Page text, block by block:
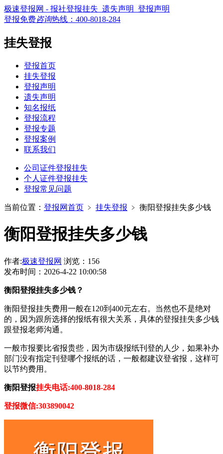
极速登报网 - 报社登报挂失_遗失声明_登报声明
登报免费咨询热线： 400-8018-284
挂失登报
登报首页
挂失登报
登报声明
遗失声明
知名报纸
登报流程
登报专题
登报案例
联系我们
公司证件登报挂失
个人证件登报挂失
登报常见问题
当前位置： 登报网首页 ﹥ 挂失登报 ﹥ 衡阳登报挂失多少钱
衡阳登报挂失多少钱
作者:极速登报网 浏览：156
发布时间：2026-4-22 10:00:58
衡阳登报挂失多少钱？
衡阳登报挂失费用一般在120到400元左右。当然也不是绝对
的，因为跟所选择的报纸有很大关系，具体的登报挂失多少钱
跟登报老师沟通。
一般市报要比省报贵些，因为市级报纸刊登的人少，如果补办
部门没有指定刊登哪个报纸的话，一般都建议登省报，这样可
以节约费用。
衡阳登报挂失电话:400-8018-284
登报微信:303890042